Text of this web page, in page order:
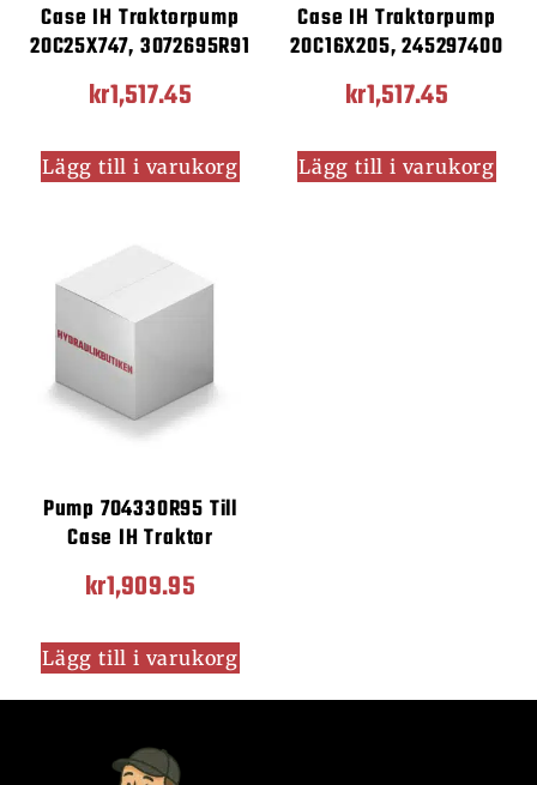
Case IH Traktorpump
20C25X747, 3072695R91
kr1,517.45
Lägg till i varukorg
Case IH Traktorpump
20C16X205, 245297400
kr1,517.45
Lägg till i varukorg
Pump 704330R95 Till
Case IH Traktor
kr1,909.95
Lägg till i varukorg